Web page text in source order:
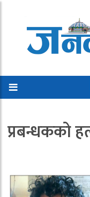
प्रबन्धकको